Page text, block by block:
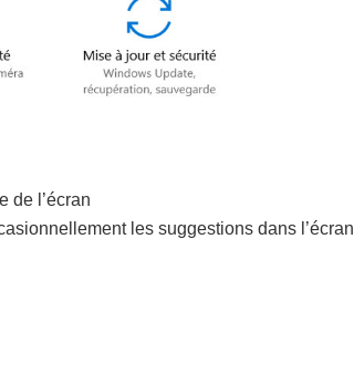
de l’écran
les suggestions dans l’écran